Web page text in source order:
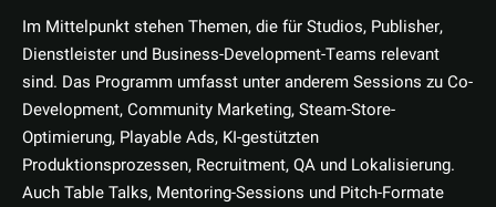
Im Mittelpunkt stehen Themen, die für Studios, Publisher,
Dienstleister und Business-Development-Teams relevant
sind. Das Programm umfasst unter anderem Sessions zu Co-
Development, Community Marketing, Steam-Store-
Optimierung, Playable Ads, KI-gestützten
Produktionsprozessen, Recruitment, QA und Lokalisierung.
Auch Table Talks, Mentoring-Sessions und Pitch-Formate